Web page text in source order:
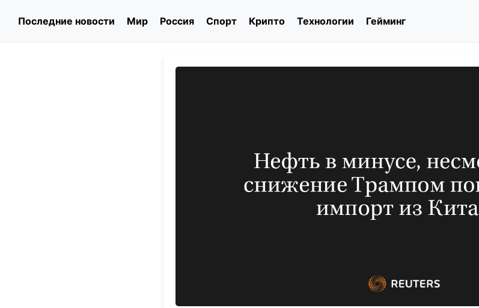
Последние новости Мир Россия Спорт Крипто Технологии Гейминг